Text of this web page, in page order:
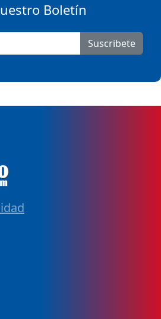
Boletín
Suscribete